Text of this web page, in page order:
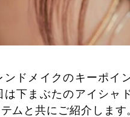
ドメイクのキーポイ
下まぶたのアイシャ
ムと共にご紹介します